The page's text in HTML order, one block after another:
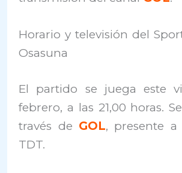
Horario y televisión del
Osasuna
El partido se juega este
febrero, a las 21,00 horas.
través de GOL, presente a
TDT.